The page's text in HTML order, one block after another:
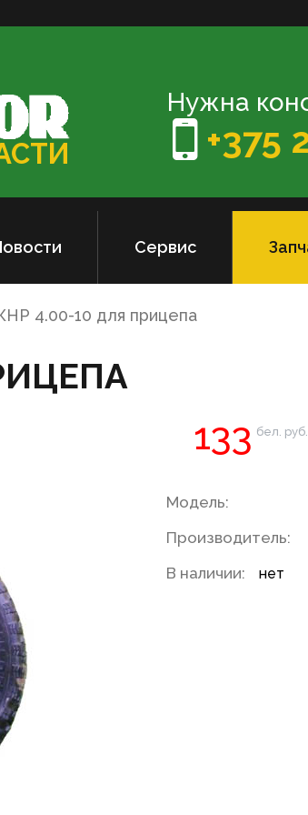
Нужна
+375
Сервис
4.00-10 для прицепа
133 бел. руб.
Модель:
Производитель:
В наличии: нет